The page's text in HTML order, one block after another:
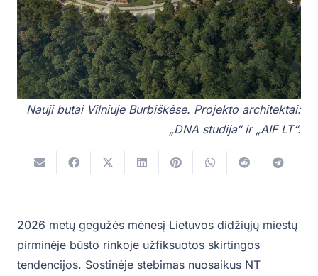
Nauji butai Vilniuje Burbiškėse. Projekto architektai:
„DNA studija“ ir „AIF LT“.
2026 metų gegužės mėnesį Lietuvos didžiųjų miestų
pirminėje būsto rinkoje užfiksuotos skirtingos
tendencijos. Sostinėje stebimas nuosaikus NT